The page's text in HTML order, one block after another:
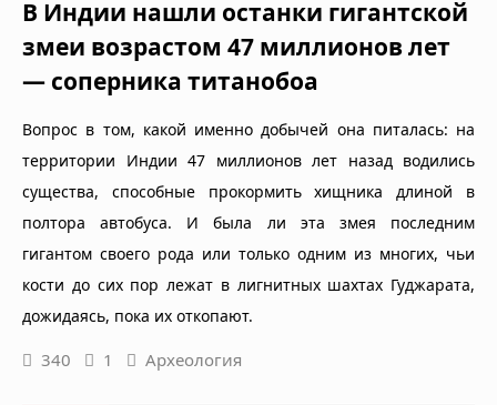
В Индии нашли останки гигантской
змеи возрастом 47 миллионов лет
— соперника титанобоа
Вопрос в том, какой именно добычей она питалась: на
территории Индии 47 миллионов лет назад водились
существа, способные прокормить хищника длиной в
полтора автобуса. И была ли эта змея последним
гигантом своего рода или только одним из многих, чьи
кости до сих пор лежат в лигнитных шахтах Гуджарата,
дожидаясь, пока их откопают.
340 1 Археология